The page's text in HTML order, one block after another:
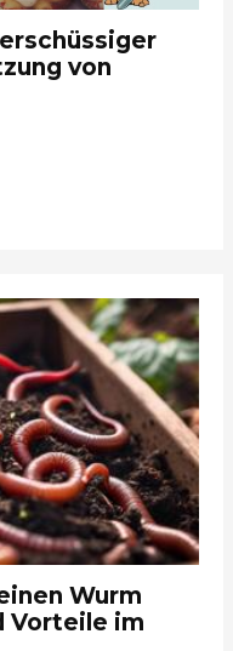
von
Wurm
Vorteile im